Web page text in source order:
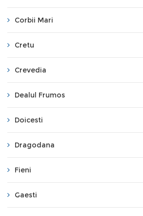
Corbii Mari
Cretu
Crevedia
Dealul Frumos
Doicesti
Dragodana
Fieni
Gaesti